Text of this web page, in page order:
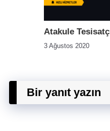
Atakule
3 Ağustos 2020
Bir yanıt yazın